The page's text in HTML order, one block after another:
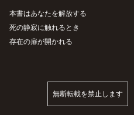
本書はあなたを解放する
死の静寂に触れるとき
存在の扉が開かれる
無断転載を禁止します